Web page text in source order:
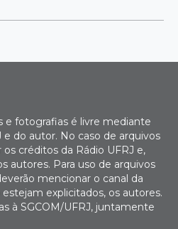
e fotografias é livre mediante
e do autor. No caso de arquivos
créditos da Rádio UFRJ e,
autores. Para uso de arquivos
mencionar o canal da
estejam explicitados, os autores.
à SGCOM/UFRJ, juntamente